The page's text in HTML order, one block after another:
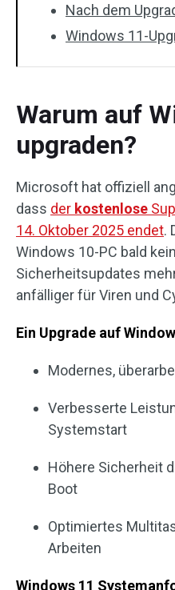
Nach dem
Windows 11-
Warum auf
upgraden?
Microsoft hat offiziell
dass der kostenlose
14. Oktober 2025 endet.
Windows 10-PC bald
Sicherheitsupdates
anfälliger für Viren und
Ein Upgrade auf
Modernes,
Verbesserte
Systemstart
Höhere Sicherheit
Boot
Optimiertes
Arbeiten
Windows 11